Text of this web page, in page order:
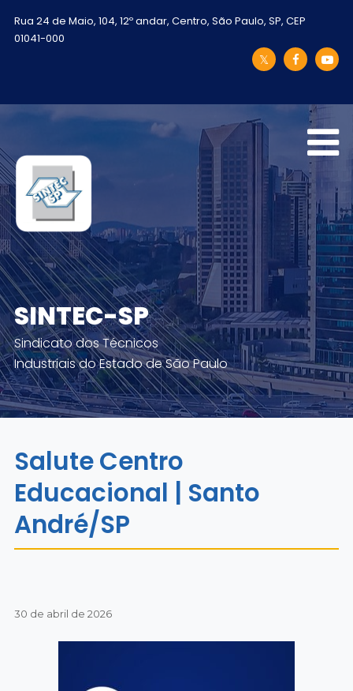
Rua 24 de Maio, 104, 12º andar, Centro, São Paulo, SP, CEP
01041-000
SINTEC-SP
Sindicato dos Técnicos
Industriais do Estado de São Paulo
Salute Centro
Educacional | Santo
André/SP
30 de abril de 2026